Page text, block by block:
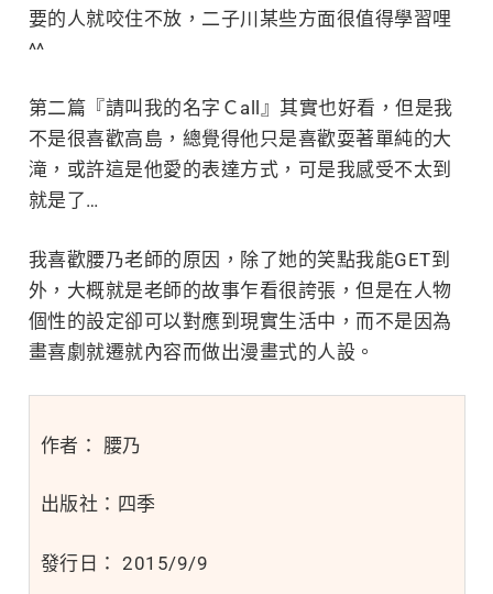
要的人就咬住不放，二子川某些方面很值得學習哩
^^
第二篇『請叫我的名字Ｃall』其實也好看，但是我
不是很喜歡高島，總覺得他只是喜歡耍著單純的大
滝，或許這是他愛的表達方式，可是我感受不太到
就是了…
我喜歡腰乃老師的原因，除了她的笑點我能GET到
外，大概就是老師的故事乍看很誇張，但是在人物
個性的設定卻可以對應到現實生活中，而不是因為
畫喜劇就遷就內容而做出漫畫式的人設。
作者： 腰乃
出版社：四季
發行日：2015/9/9